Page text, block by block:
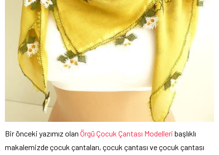
Bir önceki yazımız olan Örgü Çocuk Çantası Modelleri başlıklı
makalemizde çocuk çantaları, çocuk çantası ve çocuk çantası